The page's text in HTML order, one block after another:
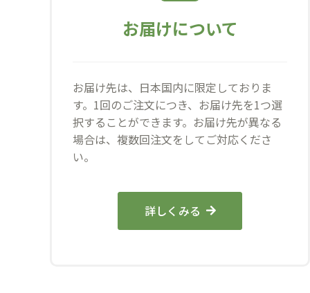
お届けについて
お届け先は、日本国内に限定しておりま
す。1回のご注文につき、お届け先を1つ選
択することができます。お届け先が異なる
場合は、複数回注文をしてご対応くださ
い。
詳しくみる